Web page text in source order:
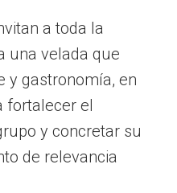
a toda la
una velada que
y gastronomía, en
fortalecer el
y concretar su
de relevancia